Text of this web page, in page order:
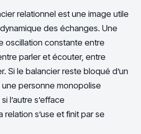
relationnel est une image utile
des échanges. Une
oscillation constante entre
parler et écouter, entre
Si le balancier reste bloqué d’un
personne monopolise
l’autre s’efface
relation s’use et finit par se